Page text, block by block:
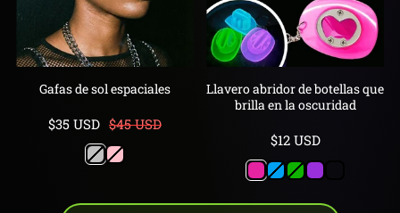
Gafas de sol espaciales
Precio
$35 USD Precio
normal
$45 USD
SilverPink
Llavero abridor de botellas que
brilla en la oscuridad
Precio
de
venta
$12 USD
RosaAzulVerdePúrpura